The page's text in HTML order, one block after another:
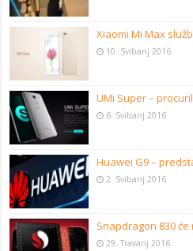
Xiaomi Mi Max
10. Svibanj 2016
UMi Super –
6. Svibanj 2016
Huawei G9 –
2. Svibanj 2016
Snapdragon 830
29. Travanj 2016